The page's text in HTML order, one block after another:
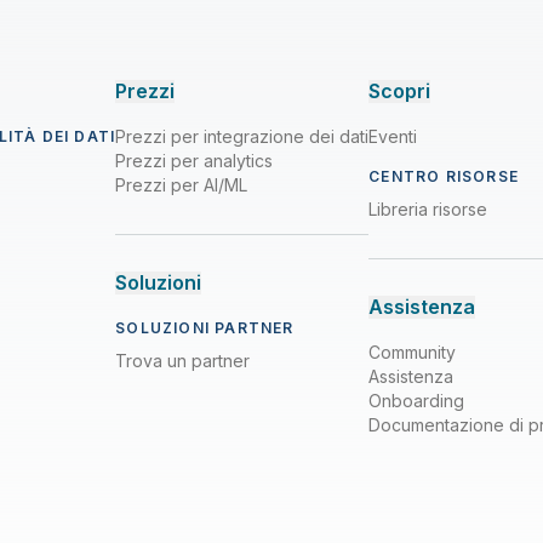
DEI DATI
Prezzi
Prezzi per integrazione dei dati
Prezzi per analytics
Prezzi per AI/ML
Soluzioni
SOLUZIONI PARTNER
Trova un partner
Scopri
Eventi
CENTRO RISORSE
Libreria risorse
Assistenza
Community
Assistenza
Onboarding
Documentazione di